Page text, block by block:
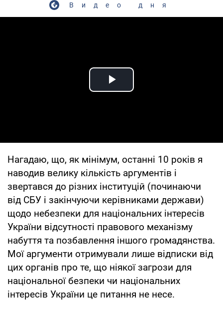
Видео дня
Play Video
Нагадаю, що, як мінімум, останні 10 років я
наводив велику кількість аргументів і
звертався до різних інституцій (починаючи
від СБУ і закінчуючи керівниками держави)
щодо небезпеки для національних інтересів
України відсутності правового механізму
набуття та позбавлення іншого громадянства.
Мої аргументи отримували лише відписки від
цих органів про те, що ніякої загрози для
національної безпеки чи національних
інтересів України це питання не несе.